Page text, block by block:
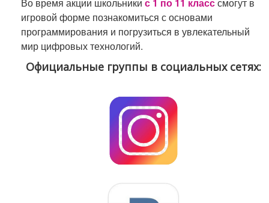
игровой форме познакомиться с основами
программирования и погрузиться в увлекательный
мир цифровых технологий.
Официальные группы в социальных сетях: